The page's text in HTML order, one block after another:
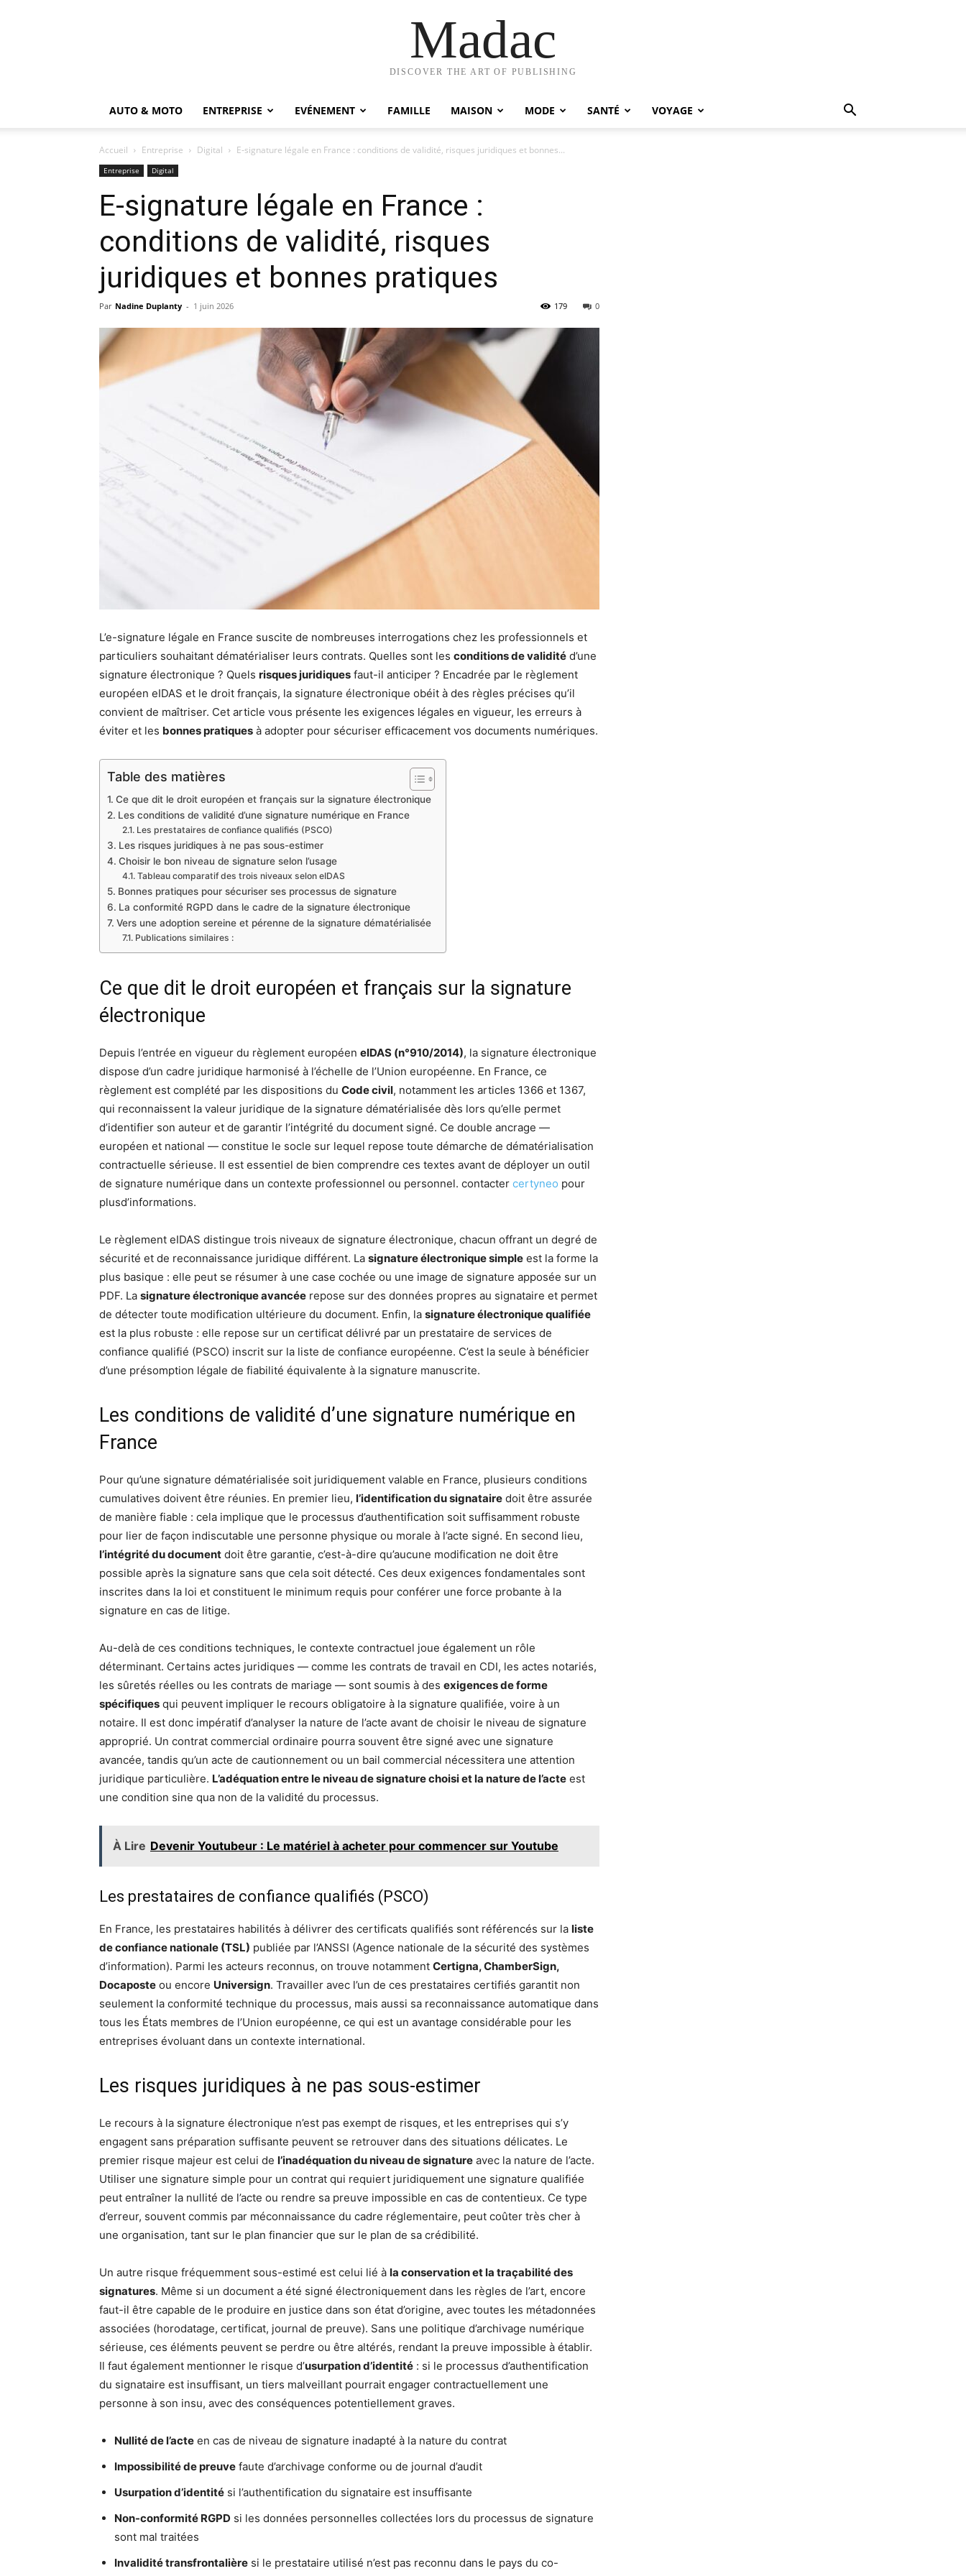
Madac
DISCOVER THE ART OF PUBLISHING
AUTO & MOTO ENTREPRISE EVÉNEMENT FAMILLE MAISON MODE SANTÉ VOYAGE
Accueil Entreprise Digital E‑signature légale en France : conditions de validité, risques juridiques et bonnes...
Entreprise Digital
E‑signature légale en France :
conditions de validité, risques
juridiques et bonnes pratiques
Par Nadine Duplanty - 1 juin 2026 0
179
L’e-signature légale en France suscite de nombreuses interrogations chez les professionnels et
particuliers souhaitant dématérialiser leurs contrats. Quelles sont les conditions de validité d’une
signature électronique ? Quels risques juridiques faut-il anticiper ? Encadrée par le règlement
européen eIDAS et le droit français, la signature électronique obéit à des règles précises qu’il
convient de maîtriser. Cet article vous présente les exigences légales en vigueur, les erreurs à
éviter et les bonnes pratiques à adopter pour sécuriser efficacement vos documents numériques.
Table des matières
Ce que dit le droit européen et français sur la signature électronique
Les conditions de validité d’une signature numérique en France
Les prestataires de confiance qualifiés (PSCO)
Les risques juridiques à ne pas sous-estimer
Choisir le bon niveau de signature selon l’usage
Tableau comparatif des trois niveaux selon eIDAS
Bonnes pratiques pour sécuriser ses processus de signature
La conformité RGPD dans le cadre de la signature électronique
Vers une adoption sereine et pérenne de la signature dématérialisée
Publications similaires :
Ce que dit le droit européen et français sur la signature
électronique
Depuis l’entrée en vigueur du règlement européen eIDAS (n°910/2014), la signature électronique
dispose d’un cadre juridique harmonisé à l’échelle de l’Union européenne. En France, ce
règlement est complété par les dispositions du Code civil, notamment les articles 1366 et 1367,
qui reconnaissent la valeur juridique de la signature dématérialisée dès lors qu’elle permet
d’identifier son auteur et de garantir l’intégrité du document signé. Ce double ancrage —
européen et national — constitue le socle sur lequel repose toute démarche de dématérialisation
contractuelle sérieuse. Il est essentiel de bien comprendre ces textes avant de déployer un outil
de signature numérique dans un contexte professionnel ou personnel. contacter certyneo pour
plusd’informations.
Le règlement eIDAS distingue trois niveaux de signature électronique, chacun offrant un degré de
sécurité et de reconnaissance juridique différent. La signature électronique simple est la forme la
plus basique : elle peut se résumer à une case cochée ou une image de signature apposée sur un
PDF. La signature électronique avancée repose sur des données propres au signataire et permet
de détecter toute modification ultérieure du document. Enfin, la signature électronique qualifiée
est la plus robuste : elle repose sur un certificat délivré par un prestataire de services de
confiance qualifié (PSCO) inscrit sur la liste de confiance européenne. C’est la seule à bénéficier
d’une présomption légale de fiabilité équivalente à la signature manuscrite.
Les conditions de validité d’une signature numérique en
France
Pour qu’une signature dématérialisée soit juridiquement valable en France, plusieurs conditions
cumulatives doivent être réunies. En premier lieu, l’identification du signataire doit être assurée
de manière fiable : cela implique que le processus d’authentification soit suffisamment robuste
pour lier de façon indiscutable une personne physique ou morale à l’acte signé. En second lieu,
l’intégrité du document doit être garantie, c’est-à-dire qu’aucune modification ne doit être
possible après la signature sans que cela soit détecté. Ces deux exigences fondamentales sont
inscrites dans la loi et constituent le minimum requis pour conférer une force probante à la
signature en cas de litige.
Au-delà de ces conditions techniques, le contexte contractuel joue également un rôle
déterminant. Certains actes juridiques — comme les contrats de travail en CDI, les actes notariés,
les sûretés réelles ou les contrats de mariage — sont soumis à des exigences de forme
spécifiques qui peuvent impliquer le recours obligatoire à la signature qualifiée, voire à un
notaire. Il est donc impératif d’analyser la nature de l’acte avant de choisir le niveau de signature
approprié. Un contrat commercial ordinaire pourra souvent être signé avec une signature
avancée, tandis qu’un acte de cautionnement ou un bail commercial nécessitera une attention
juridique particulière. L’adéquation entre le niveau de signature choisi et la nature de l’acte est
une condition sine qua non de la validité du processus.
À Lire Devenir Youtubeur : Le matériel à acheter pour commencer sur Youtube
Les prestataires de confiance qualifiés (PSCO)
En France, les prestataires habilités à délivrer des certificats qualifiés sont référencés sur la liste
de confiance nationale (TSL) publiée par l’ANSSI (Agence nationale de la sécurité des systèmes
d’information). Parmi les acteurs reconnus, on trouve notamment Certigna, ChamberSign,
Docaposte ou encore Universign. Travailler avec l’un de ces prestataires certifiés garantit non
seulement la conformité technique du processus, mais aussi sa reconnaissance automatique dans
tous les États membres de l’Union européenne, ce qui est un avantage considérable pour les
entreprises évoluant dans un contexte international.
Les risques juridiques à ne pas sous-estimer
Le recours à la signature électronique n’est pas exempt de risques, et les entreprises qui s’y
engagent sans préparation suffisante peuvent se retrouver dans des situations délicates. Le
premier risque majeur est celui de l’inadéquation du niveau de signature avec la nature de l’acte.
Utiliser une signature simple pour un contrat qui requiert juridiquement une signature qualifiée
peut entraîner la nullité de l’acte ou rendre sa preuve impossible en cas de contentieux. Ce type
d’erreur, souvent commis par méconnaissance du cadre réglementaire, peut coûter très cher à
une organisation, tant sur le plan financier que sur le plan de sa crédibilité.
Un autre risque fréquemment sous-estimé est celui lié à la conservation et la traçabilité des
signatures. Même si un document a été signé électroniquement dans les règles de l’art, encore
faut-il être capable de le produire en justice dans son état d’origine, avec toutes les métadonnées
associées (horodatage, certificat, journal de preuve). Sans une politique d’archivage numérique
sérieuse, ces éléments peuvent se perdre ou être altérés, rendant la preuve impossible à établir.
Il faut également mentionner le risque d’usurpation d’identité : si le processus d’authentification
du signataire est insuffisant, un tiers malveillant pourrait engager contractuellement une
personne à son insu, avec des conséquences potentiellement graves.
Nullité de l’acte en cas de niveau de signature inadapté à la nature du contrat
Impossibilité de preuve faute d’archivage conforme ou de journal d’audit
Usurpation d’identité si l’authentification du signataire est insuffisante
Non-conformité RGPD si les données personnelles collectées lors du processus de signature
sont mal traitées
Invalidité transfrontalière si le prestataire utilisé n’est pas reconnu dans le pays du co-